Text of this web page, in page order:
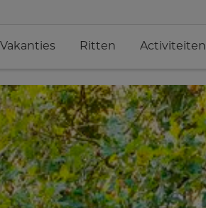
Vakanties Ritten Activiteiten